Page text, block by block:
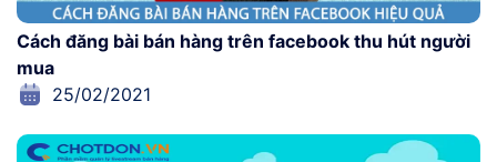
Cách đăng bài bán hàng trên facebook thu hút người
mua
25/02/2021